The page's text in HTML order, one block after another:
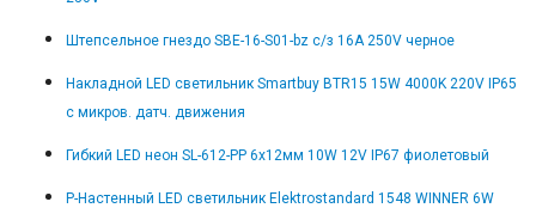
Штепсельное гнездо SBE-16-S01-bz с/з 16А 250V черное
Накладной LED светильник Smartbuy BTR15 15W 4000K 220V IP65
с микров. датч. движения
Гибкий LED неон SL-612-PP 6x12мм 10W 12V IP67 фиолетовый
Р-Настенный LED светильник Elektrostandard 1548 WINNER 6W